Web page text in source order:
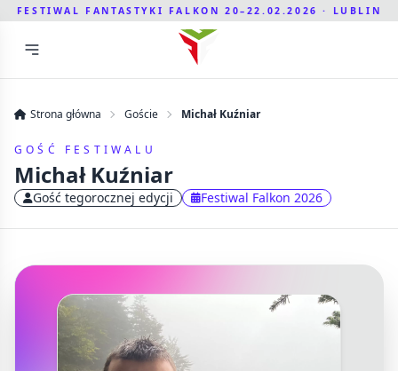
FESTIWAL FANTASTYKI FALKON 20–22.02.2026 · LUBLIN
Strona główna Goście Michał Kuźniar
GOŚĆ FESTIWALU
Michał Kuźniar
Gość tegorocznej edycji Festiwal Falkon 2026